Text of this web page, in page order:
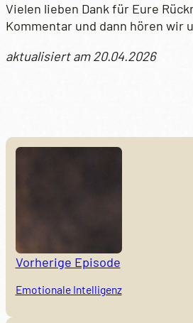
Vielen lieben Dank für Eure
Kommentar und dann hören wir
aktualisiert am 20.04.2026
Vorherige Episode
Emotionale Intelligenz